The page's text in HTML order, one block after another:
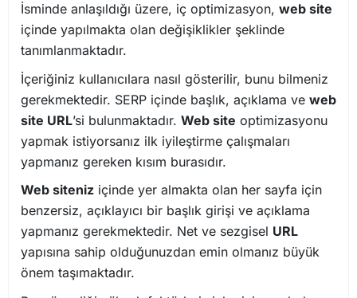
İsminde anlaşıldığı üzere, iç optimizasyon, web site
içinde yapılmakta olan değişiklikler şeklinde
tanımlanmaktadır.
İçeriğiniz kullanıcılara nasıl gösterilir, bunu bilmeniz
gerekmektedir. SERP içinde başlık, açıklama ve web
site URL’si bulunmaktadır. Web site optimizasyonu
yapmak istiyorsanız ilk iyileştirme çalışmaları
yapmanız gereken kısım burasıdır.
Web siteniz içinde yer almakta olan her sayfa için
benzersiz, açıklayıcı bir başlık girişi ve açıklama
yapmanız gerekmektedir. Net ve sezgisel URL
yapısına sahip olduğunuzdan emin olmanız büyük
önem taşımaktadır.